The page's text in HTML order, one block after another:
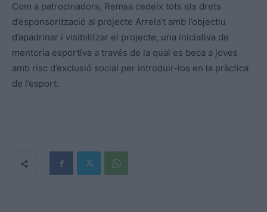
Com a patrocinadors, Remsa cedeix tots els drets
d’esponsorització al projecte Arrela’t amb l’objectiu
d’apadrinar i visibilitzar el projecte, una iniciativa de
mentoria esportiva a través de la qual es beca a joves
amb risc d’exclusió social per introduir-los en la pràctica
de l’esport.